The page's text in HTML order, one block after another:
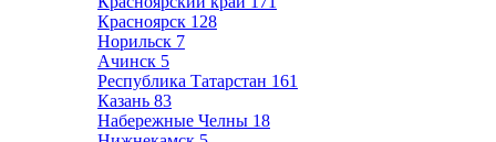
Красноярск 128
Норильск 7
Ачинск 5
Республика Татарстан 161
Казань 83
Набережные Челны 18